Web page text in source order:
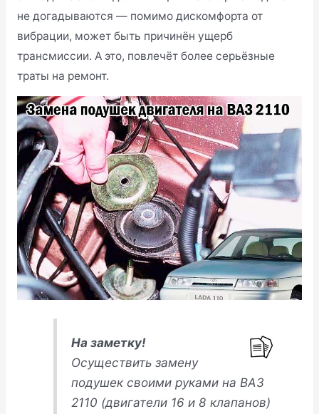
не догадываются — помимо дискомфорта от
вибрации, может быть причинён ущерб
трансмиссии. А это, повлечёт более серьёзные
траты на ремонт.
На заметку!
Осуществить замену
подушек своими руками на ВАЗ
2110 (двигатели 16 и 8 клапанов)